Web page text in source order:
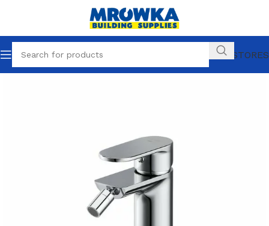
OUR STORES